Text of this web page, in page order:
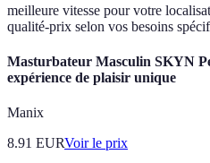
meilleure vitesse pour votre
qualité-prix selon vos besoins
Masturbateur Masculin SKYN
expérience de plaisir unique
Manix
8.91 EURVoir le prix